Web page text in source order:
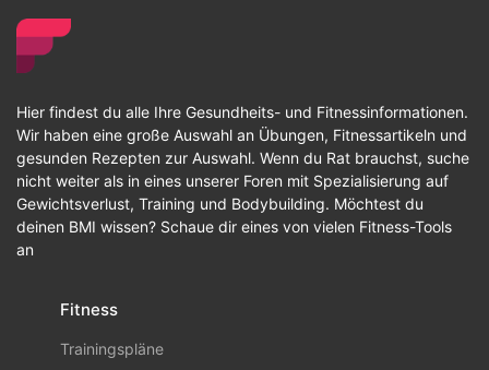
Hier findest du alle Ihre Gesundheits- und Fitnessinformationen.
Wir haben eine große Auswahl an Übungen, Fitnessartikeln und
gesunden Rezepten zur Auswahl. Wenn du Rat brauchst, suche
nicht weiter als in eines unserer Foren mit Spezialisierung auf
Gewichtsverlust, Training und Bodybuilding. Möchtest du
deinen BMI wissen? Schaue dir eines von vielen Fitness-Tools
an
Fitness
Trainingspläne